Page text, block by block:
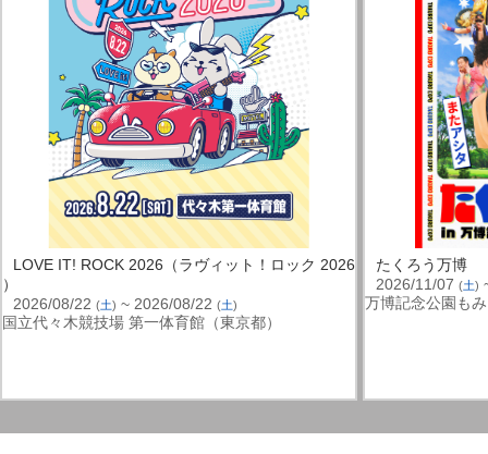
LOVE IT! ROCK 2026（ラヴィット！ロック 2026
）
2026/08/22 (土) ~ 2026/08/22 (土)
国立代々木競技場 第一体育館（東京都）
たくろう万博
2026/11/07 (土)
万博記念公園も